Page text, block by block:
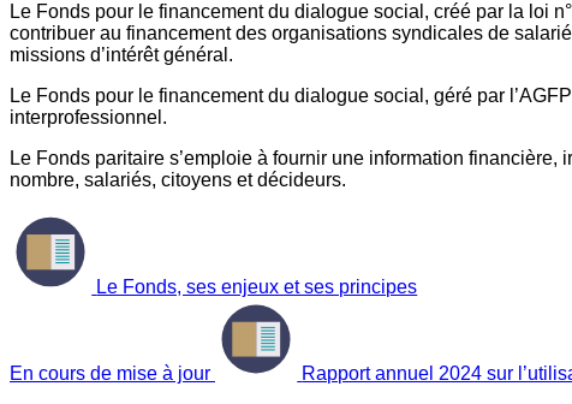
Le Fonds pour le financement du dialogue social, créé par la loi
contribuer au financement des organisations syndicales de
missions d’intérêt général.
Le Fonds pour le financement du dialogue social, géré par
interprofessionnel.
Le Fonds paritaire s’emploie à fournir une information
nombre, salariés, citoyens et décideurs.
Le Fonds, ses enjeux et ses principes
En cours de mise à jour Rapport annuel 2024 sur